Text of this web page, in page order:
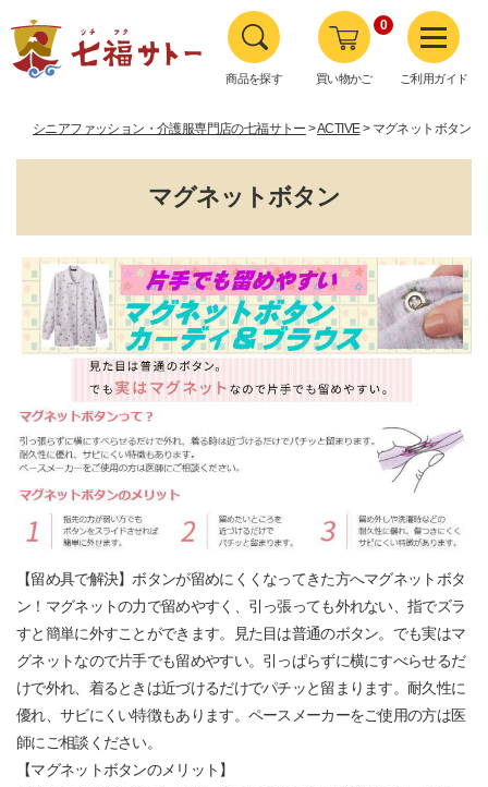
商品を探す 買い物かご
0
ご利用ガイド
シニアファッション・介護服専門店の七福サトー ACTIVE マグネットボタン
マグネットボタン
【留め具で解決】ボタンが留めにくくなってきた方へマグネットボタ
ン！マグネットの力で留めやすく、引っ張っても外れない、指でズラ
すと簡単に外すことができます。見た目は普通のボタン。でも実はマ
グネットなので片手でも留めやすい。引っぱらずに横にすべらせるだ
けで外れ、着るときは近づけるだけでパチッと留まります。耐久性に
優れ、サビにくい特徴もあります。ペースメーカーをご使用の方は医
師にご相談ください。
【マグネットボタンのメリット】